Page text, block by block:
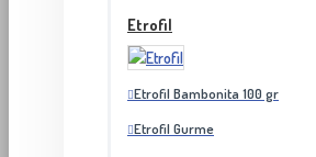
Etrofil
Etrofil Bambonita 100 gr
Etrofil Gurme